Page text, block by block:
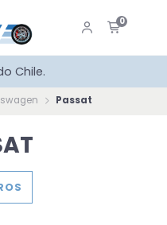
0
Chile.
Passat